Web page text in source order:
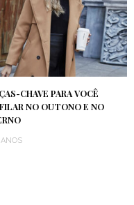
CHAVE PARA VOCÊ
NO OUTONO E NO